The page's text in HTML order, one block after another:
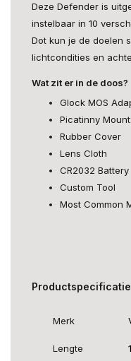
Deze Defender is
instelbaar in 10
Dot kun je de doelen
lichtcondities en
Wat zit er in de doos?
Glock MOS
Picatinny Mount
Rubber Cover
Lens Cloth
CR2032 Battery
Custom Tool
Most Common
Merk
Lengte